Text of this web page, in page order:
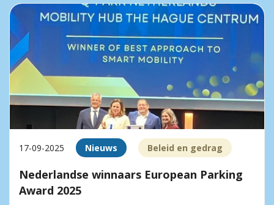
17-09-2025 Nieuws Beleid en gedrag
Nederlandse winnaars European Parking
Award 2025